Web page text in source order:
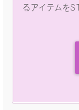
るアイテムを